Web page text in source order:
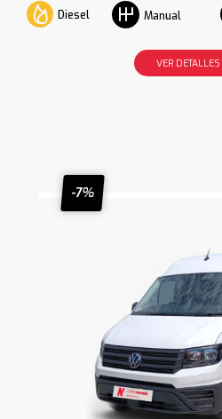
Diesel Manual
VER DETALLES
-7%